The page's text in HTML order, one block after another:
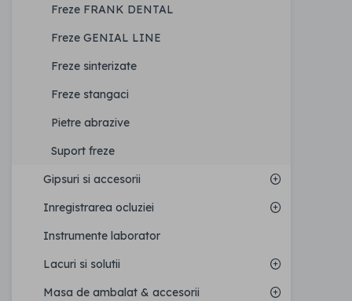
Freze FRANK DENTAL
Freze GENIAL LINE
Freze sinterizate
Freze stangaci
Pietre abrazive
Suport freze
Gipsuri si accesorii
Inregistrarea ocluziei
Instrumente laborator
Lacuri si solutii
Masa de ambalat & accesorii